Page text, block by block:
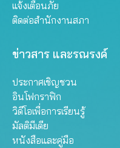
แจ้งเตือนภัย
ติดต่อสำนักงานสภา
ข่าวสาร และรณรงค์
ประกาศเชิญชวน
อินโฟกราฟิก
วิดีโอเพื่อการเรียนรู้
มัลติมีเดีย
หนังสือและคู่มือ